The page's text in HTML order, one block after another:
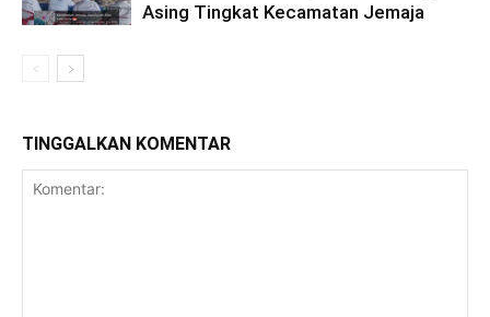
Asing Tingkat Kecamatan Jemaja
TINGGALKAN KOMENTAR